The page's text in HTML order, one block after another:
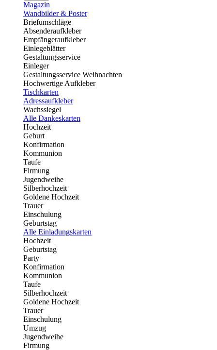
Magazin
Wandbilder & Poster
Briefumschläge
Absenderaufkleber
Empfängeraufkleber
Einlegeblätter
Gestaltungsservice
Einleger
Gestaltungsservice Weihnachten
Hochwertige Aufkleber
Tischkarten
Adressaufkleber
Wachssiegel
Alle Dankeskarten
Hochzeit
Geburt
Konfirmation
Kommunion
Taufe
Firmung
Jugendweihe
Silberhochzeit
Goldene Hochzeit
Trauer
Einschulung
Geburtstag
Alle Einladungskarten
Hochzeit
Geburtstag
Party
Konfirmation
Kommunion
Taufe
Silberhochzeit
Goldene Hochzeit
Trauer
Einschulung
Umzug
Jugendweihe
Firmung